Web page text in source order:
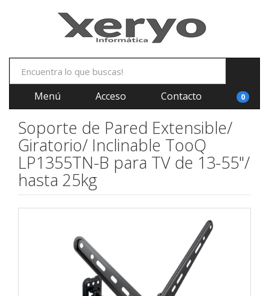
Menú Acceso Contacto 0
Soporte de Pared Extensible/
Giratorio/ Inclinable TooQ
LP1355TN-B para TV de 13-55"/
hasta 25kg